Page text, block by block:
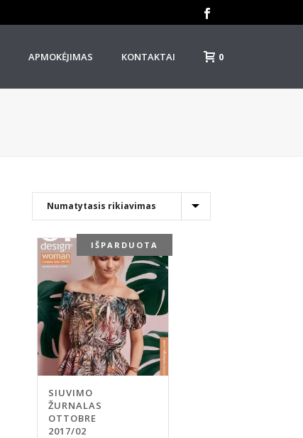
APMOKĖJIMAS KONTAKTAI 0
IŠPARDUOTA
SIUVIMO
ŽURNALAS
OTTOBRE
2017/02